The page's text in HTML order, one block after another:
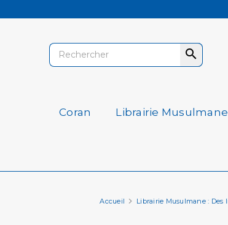

Coran Librairie Musulmane
Accueil Librairie Musulmane : Des